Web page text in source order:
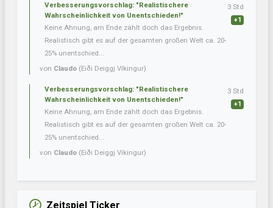
Verbesserungsvorschlag: "Realistischere
Wahrscheinlichkeit von Unentschieden!"
Keine Ahnung, am Ende zählt doch das Ergebnis.
Realistisch gibt es auf der gesamten großen Welt ca. 20-
25% unentschied...
von Claudo (Eiði Deiggj Víkingur)
3 Std
+1
Verbesserungsvorschlag: "Realistischere
Wahrscheinlichkeit von Unentschieden!"
Keine Ahnung, am Ende zählt doch das Ergebnis.
Realistisch gibt es auf der gesamten großen Welt ca. 20-
25% unentschied...
von Claudo (Eiði Deiggj Víkingur)
3 Std
+1
Zeitspiel Ticker